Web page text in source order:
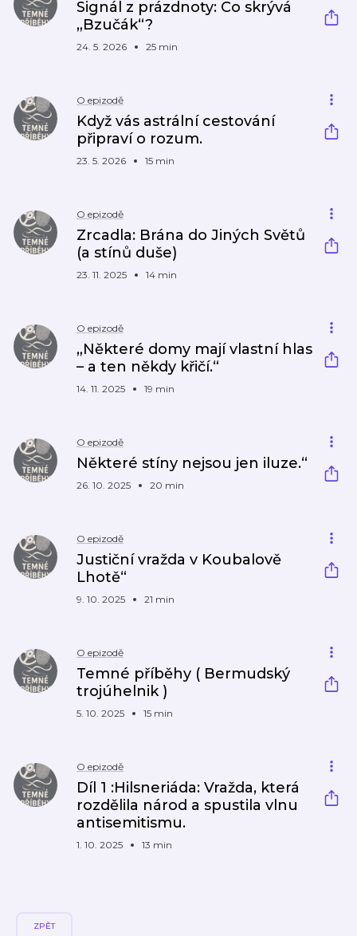
Signál z prázdnoty: Co skrývá
„Bzučák“?
24. 5. 2026 25 min
O epizodě
Když vás astrální cestování
připraví o rozum.
23. 5. 2026 15 min
O epizodě
Zrcadla: Brána do Jiných Světů
(a stínů duše)
23. 11. 2025 14 min
O epizodě
„Některé domy mají vlastní hlas
– a ten někdy křičí.“
14. 11. 2025 19 min
O epizodě
Některé stíny nejsou jen iluze.“
26. 10. 2025 20 min
O epizodě
Justiční vražda v Koubalově
Lhotě“
9. 10. 2025 21 min
O epizodě
Temné příběhy ( Bermudský
trojúhelnik )
5. 10. 2025 15 min
O epizodě
Díl 1 :Hilsneriáda: Vražda, která
rozdělila národ a spustila vlnu
antisemitismu.
1. 10. 2025 13 min
ZPĚT